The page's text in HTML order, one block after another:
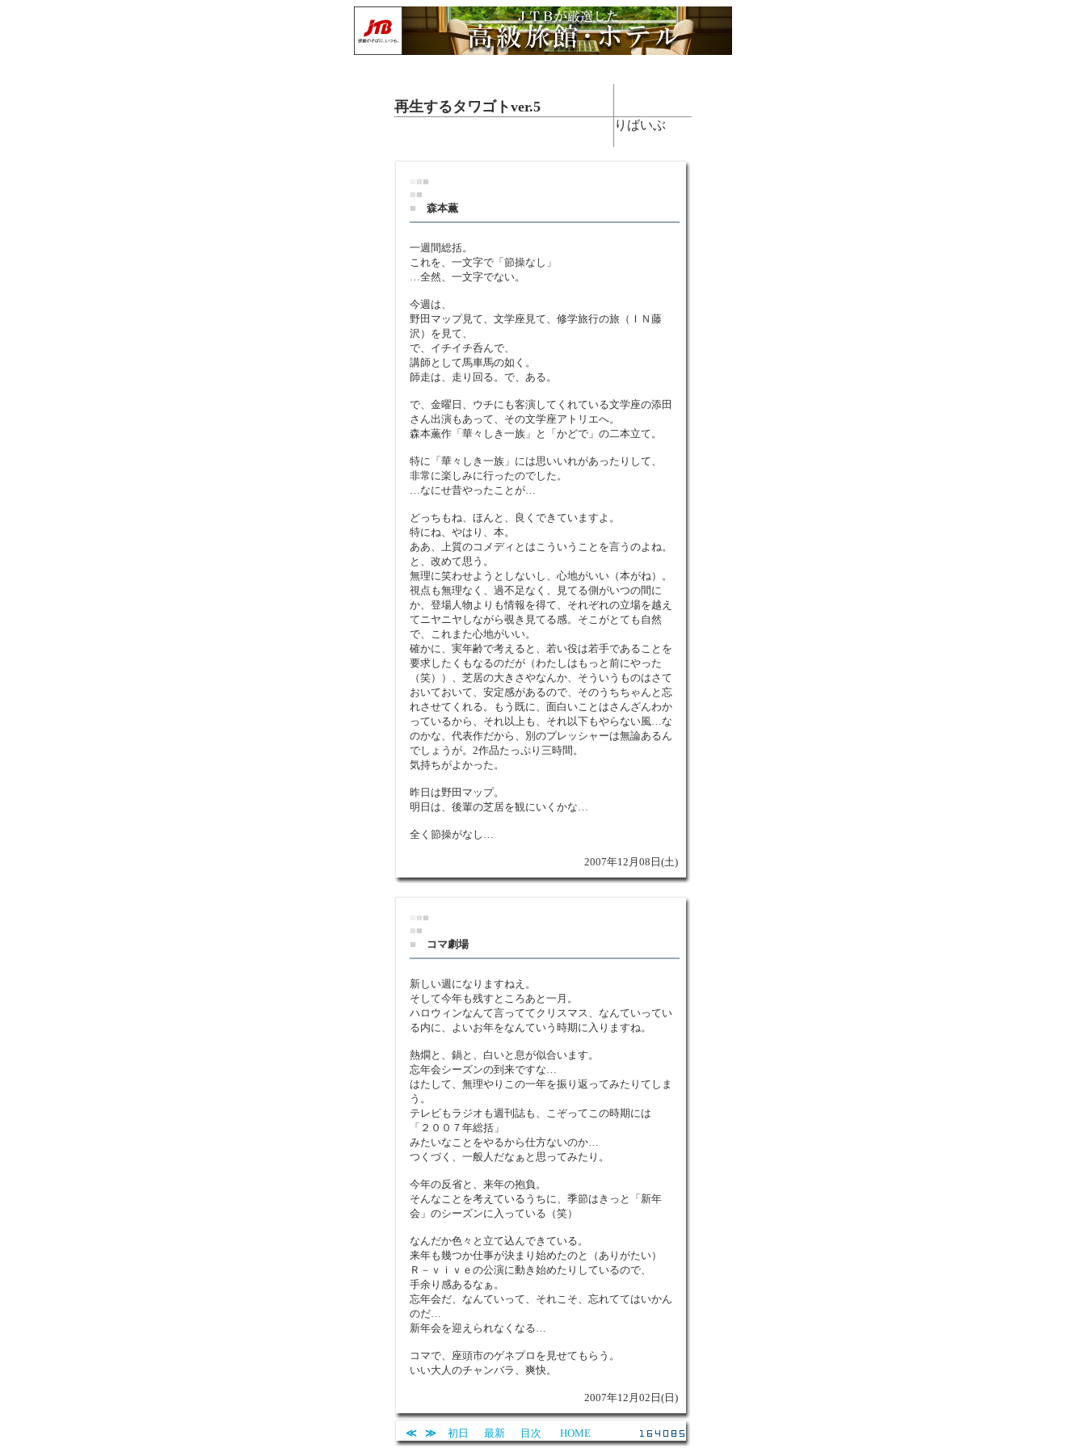
再生するタワゴトver.5
りばいぶ
■■
■■
■
森本薫
一週間総括。
これを、一文字で「節操なし」
…全然、一文字でない。
今週は、
野田マップ見て、文学座見て、修学旅行の旅（ＩＮ藤
沢）を見て、
で、イチイチ呑んで、
講師として馬車馬の如く。
師走は、走り回る。で、ある。
で、金曜日、ウチにも客演してくれている文学座の添田
さん出演もあって、その文学座アトリエへ。
森本薫作「華々しき一族」と「かどで」の二本立て。
特に「華々しき一族」には思いいれがあったりして、
非常に楽しみに行ったのでした。
…なにせ昔やったことが…
どっちもね、ほんと、良くできていますよ。
特にね、やはり、本。
ああ、上質のコメディとはこういうことを言うのよね。
と、改めて思う。
無理に笑わせようとしないし、心地がいい（本がね）。
視点も無理なく、過不足なく、見てる側がいつの間に
か、登場人物よりも情報を得て、それぞれの立場を越え
てニヤニヤしながら覗き見てる感。そこがとても自然
で、これまた心地がいい。
確かに、実年齢で考えると、若い役は若手であることを
要求したくもなるのだが（わたしはもっと前にやった
（笑））、芝居の大きさやなんか、そういうものはさて
おいておいて、安定感があるので、そのうちちゃんと忘
れさせてくれる。もう既に、面白いことはさんざんわか
っているから、それ以上も、それ以下もやらない風…な
のかな、代表作だから、別のプレッシャーは無論あるん
でしょうが。2作品たっぷり三時間。
気持ちがよかった。
昨日は野田マップ。
明日は、後輩の芝居を観にいくかな…
全く節操がなし…
2007年12月08日(土)
■■
■■
■
コマ劇場
新しい週になりますねえ。
そして今年も残すところあと一月。
ハロウィンなんて言っててクリスマス、なんていってい
る内に、よいお年をなんていう時期に入りますね。
熱燗と、鍋と、白いと息が似合います。
忘年会シーズンの到来ですな…
はたして、無理やりこの一年を振り返ってみたりてしま
う。
テレビもラジオも週刊誌も、こぞってこの時期には
「２００７年総括」
みたいなことをやるから仕方ないのか…
つくづく、一般人だなぁと思ってみたり。
今年の反省と、来年の抱負。
そんなことを考えているうちに、季節はきっと「新年
会」のシーズンに入っている（笑）
なんだか色々と立て込んできている。
来年も幾つか仕事が決まり始めたのと（ありがたい）
Ｒ－ｖｉｖｅの公演に動き始めたりしているので、
手余り感あるなぁ。
忘年会だ、なんていって、それこそ、忘れててはいかん
のだ…
新年会を迎えられなくなる…
コマで、座頭市のゲネプロを見せてもらう。
いい大人のチャンバラ、爽快。
2007年12月02日(日)
≪ ≫ 初日 最新 目次 HOME